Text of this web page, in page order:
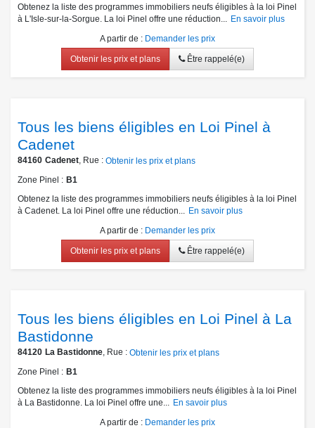
Obtenez la liste des programmes immobiliers neufs éligibles à la loi Pinel
à L'Isle-sur-la-Sorgue. La loi Pinel offre une réduction...
En savoir plus
A partir de : Demander les prix
Obtenir les prix et plans Être rappelé(e)
Tous les biens éligibles en Loi Pinel à
Cadenet
84160 Cadenet , Rue : Obtenir les prix et plans
Zone Pinel
B1
Obtenez la liste des programmes immobiliers neufs éligibles à la loi Pinel
à Cadenet. La loi Pinel offre une réduction...
En savoir plus
A partir de : Demander les prix
Obtenir les prix et plans Être rappelé(e)
Tous les biens éligibles en Loi Pinel à La
Bastidonne
84120 La Bastidonne , Rue : Obtenir les prix et plans
Zone Pinel
B1
Obtenez la liste des programmes immobiliers neufs éligibles à la loi Pinel
à La Bastidonne. La loi Pinel offre une...
En savoir plus
A partir de : Demander les prix